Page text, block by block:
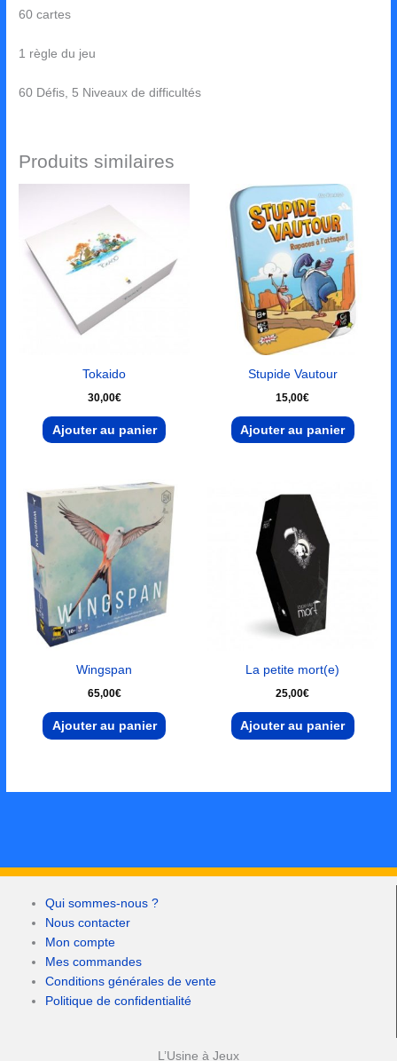
60 cartes
1 règle du jeu
60 Défis, 5 Niveaux de difficultés
Produits similaires
Tokaido
30,00€
Ajouter au panier
Stupide Vautour
15,00€
Ajouter au panier
Wingspan
65,00€
Ajouter au panier
La petite mort(e)
25,00€
Ajouter au panier
Qui sommes-nous ?
Nous contacter
Mon compte
Mes commandes
Conditions générales de vente
Politique de confidentialité
L’Usine à Jeux